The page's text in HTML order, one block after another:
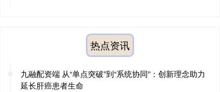
热点资讯
九融配资端 从“单点突破”到“系统协同”：创新理念助力
延长肝癌患者生命